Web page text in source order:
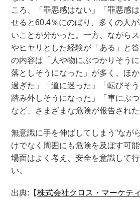
ころ、「罪悪感はない」「罪悪感
せると60.4％にのぼり、多くの人
いことが分かった。一方、ながら
やヒヤリとした経験が「ある」と
の内容は「人や物にぶつかりそう
落としそうになった」が多く、ほ
過ぎた」「道に迷った」「転びそ
踏み外しそうになった」「車にぶ
など、さまざまな危険が報告された
無意識に手を伸ばしてしまう“なが
けでなく周囲にも危険を及ぼす可
場面はよく考え、安全を意識して
い。
出典:【株式会社クロス・マーケテ